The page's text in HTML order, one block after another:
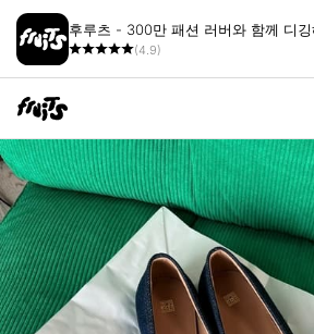
후루츠 - 300만 패션 러버와 함께 디깅
(4.9)